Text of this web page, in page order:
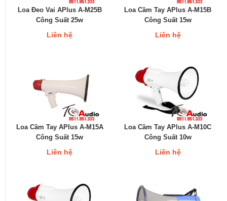
Loa Đeo Vai APlus A-M25B
Công Suất 25w
Liên hệ
Loa Cầm Tay APlus A-M15B
Công Suất 15w
Liên hệ
Loa Cầm Tay APlus A-M15A
Công Suất 15w
Liên hệ
Loa Cầm Tay APlus A-M10C
Công Suất 10w
Liên hệ